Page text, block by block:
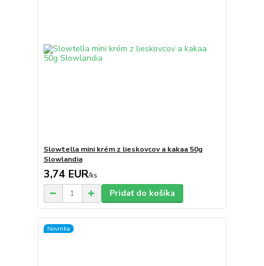
Slowtella mini krém z lieskovcov a kakaa 50g
Slowlandia
3,74 EUR/ks
Pridať do košíka
Novinka